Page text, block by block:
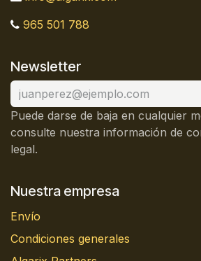
965 501 788
Newsletter
Puede darse de baja en cualquier
consulte nuestra información de
legal.
Nuestra empresa
Envío
Condiciones generales